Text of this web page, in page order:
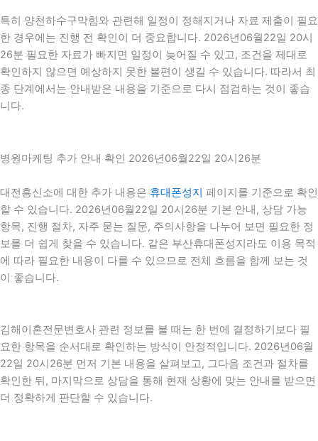
특히 양천하수구막힘와 관련해 일정이 정해지거나 자료 제출이 필요
한 경우에는 진행 전 확인이 더 중요합니다. 2026년06월22일 20시
26분 필요한 자료가 빠지면 일정이 늦어질 수 있고, 조건을 제대로
확인하지 않으면 예상하지 못한 불편이 생길 수 있습니다. 따라서 최
종 단계에서는 안내받은 내용을 기준으로 다시 점검하는 것이 좋습
니다.
병원마케팅 추가 안내 확인 2026년06월22일 20시26분
대전흥신소에 대한 추가 내용은 휴대폰성지 페이지를 기준으로 확인
할 수 있습니다. 2026년06월22일 20시26분 기본 안내, 상담 가능
항목, 진행 절차, 자주 묻는 질문, 주의사항을 나누어 보면 필요한 정
보를 더 쉽게 찾을 수 있습니다. 같은 부산휴대폰성지라도 이용 목적
에 따라 필요한 내용이 다를 수 있으므로 전체 흐름을 함께 보는 것
이 좋습니다.
김해이혼전문변호사 관련 정보를 볼 때는 한 번에 결정하기보다 필
요한 항목을 순서대로 확인하는 방식이 안정적입니다. 2026년06월
22일 20시26분 먼저 기본 내용을 살펴보고, 그다음 조건과 절차를
확인한 뒤, 마지막으로 상담을 통해 현재 상황에 맞는 안내를 받으면
더 정확하게 판단할 수 있습니다.